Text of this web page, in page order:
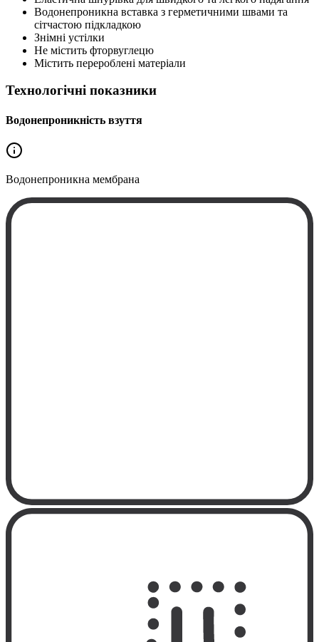
Водонепроникна вставка з герметичними швами та
сітчастою підкладкою
Знімні устілки
Не містить фторвуглецю
Містить перероблені матеріали
Технологічні показники
Водонепроникність взуття
Водонепроникна мембрана